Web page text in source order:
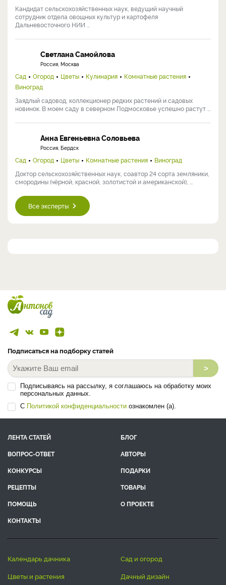
Кандидат сельскохозяйственных наук, ведущий научный
сотрудник отдела овощных культур и картофеля
Дальневосточного НИИ ...
Светлана Самойлова
Россия, Москва
Сад Огород Цветы Кулинария
Комнатные растения
Виноград
Заядлый садовод, коллекционер редких растений и садовых
новинок. В моем саду в северном Подмосковье успешно растут ...
Анна Евгеньевна Соловьева
Россия, Бердск
Сад Огород Цветы Комнатные растения
Виноград
Доктор сельскохозяйственных наук, соавтор 24 сорта земляники,
смородины (чёрной, красной, золотистой и американской), ...
Все эксперты
Подписаться на подборку статей
>
Подписываясь на рассылку, я соглашаюсь на обработку моих
персональных данных.
С Политикой конфиденциальности ознакомлен (а).
ЛЕНТА СТАТЕЙ
БЛОГ
ВОПРОС-ОТВЕТ
АВТОРЫ
КОНКУРСЫ
ПОДАРКИ
РЕЦЕПТЫ
ТОВАРЫ
ПОМОЩЬ
О ПРОЕКТЕ
КОНТАКТЫ
календарь дачника
сад и огород
цветы и растения
дачный дизайн